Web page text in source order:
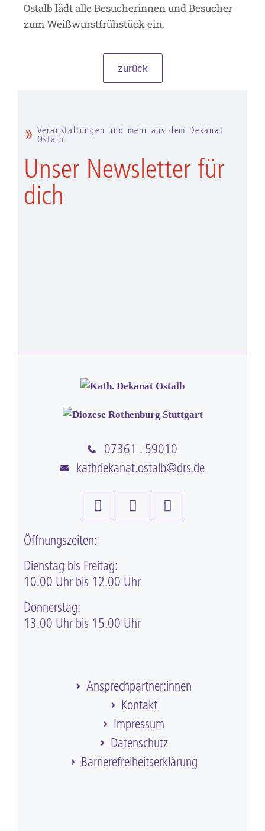
Ostalb lädt alle Besucherinnen und Besucher
zum Weißwurstfrühstück ein.
zurück
Veranstaltungen und mehr aus dem Dekanat
Ostalb
Unser Newsletter für
dich
07361 . 59010
kathdekanat.ostalb@drs.de
Öffnungszeiten:
Dienstag bis Freitag:
10.00 Uhr bis 12.00 Uhr
Donnerstag:
13.00 Uhr bis 15.00 Uhr
Ansprechpartner:innen
Kontakt
Impressum
Datenschutz
Barriere­frei­heits­erklärung